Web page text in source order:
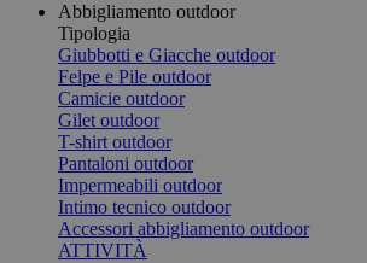
Abbigliamento outdoor
Tipologia
Giubbotti e Giacche outdoor
Felpe e Pile outdoor
Camicie outdoor
Gilet outdoor
T-shirt outdoor
Pantaloni outdoor
Impermeabili outdoor
Intimo tecnico outdoor
Accessori abbigliamento outdoor
ATTIVITÀ